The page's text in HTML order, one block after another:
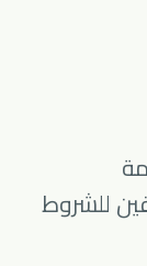
للشروط